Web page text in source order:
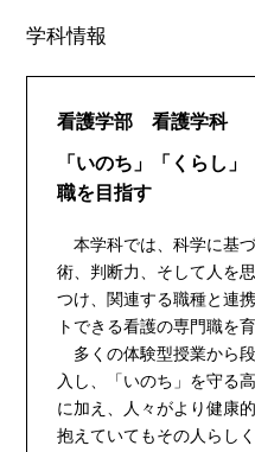
学科情報
看護学部 看護学科
「いのち」「くらし
職を目指す
本学科では、科学に基
術、判断力、そして人を
つけ、関連する職種と連
トできる看護の専門職を
多くの体験型授業から
入し、「いのち」を守る
に加え、人々がより健康
抱えていてもその人らし